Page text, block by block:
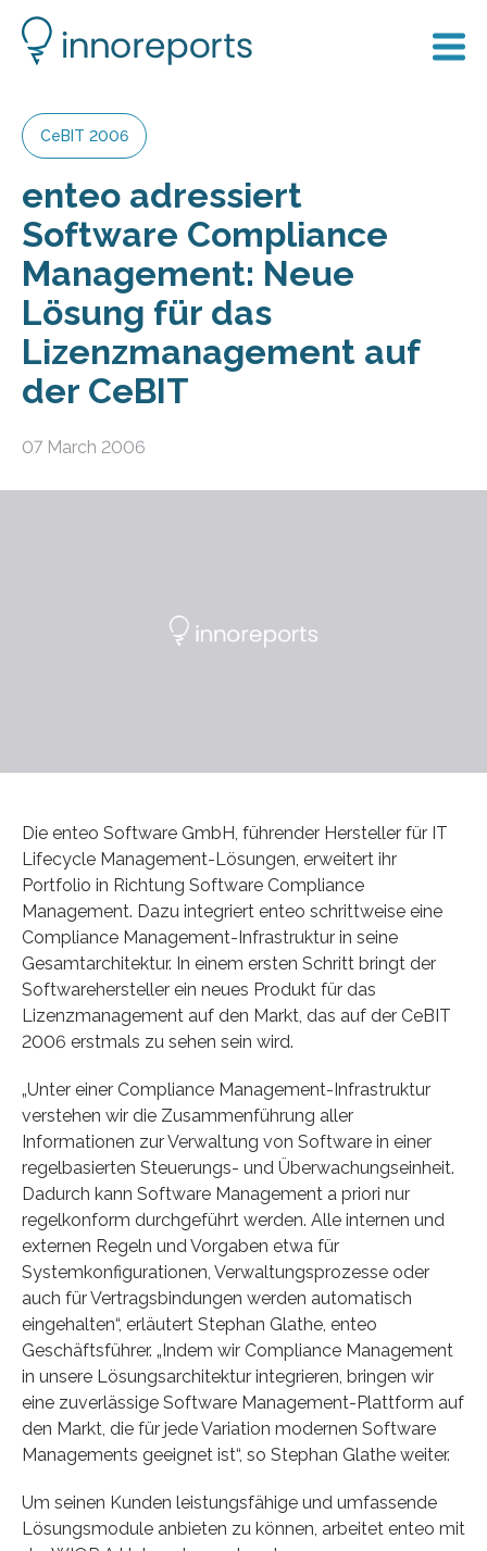
CeBIT 2006
enteo adressiert
Software Compliance
Management: Neue
Lösung für das
Lizenzmanagement auf
der CeBIT
07 March 2006
Die enteo Software GmbH, führender Hersteller für IT
Lifecycle Management-Lösungen, erweitert ihr
Portfolio in Richtung Software Compliance
Management. Dazu integriert enteo schrittweise eine
Compliance Management-Infrastruktur in seine
Gesamtarchitektur. In einem ersten Schritt bringt der
Softwarehersteller ein neues Produkt für das
Lizenzmanagement auf den Markt, das auf der CeBIT
2006 erstmals zu sehen sein wird.
„Unter einer Compliance Management-Infrastruktur
verstehen wir die Zusammenführung aller
Informationen zur Verwaltung von Software in einer
regelbasierten Steuerungs- und Überwachungseinheit.
Dadurch kann Software Management a priori nur
regelkonform durchgeführt werden. Alle internen und
externen Regeln und Vorgaben etwa für
Systemkonfigurationen, Verwaltungsprozesse oder
auch für Vertragsbindungen werden automatisch
eingehalten“, erläutert Stephan Glathe, enteo
Geschäftsführer. „Indem wir Compliance Management
in unsere Lösungsarchitektur integrieren, bringen wir
eine zuverlässige Software Management-Plattform auf
den Markt, die für jede Variation modernen Software
Managements geeignet ist“, so Stephan Glathe weiter.
Um seinen Kunden leistungsfähige und umfassende
Lösungsmodule anbieten zu können, arbeitet enteo mit